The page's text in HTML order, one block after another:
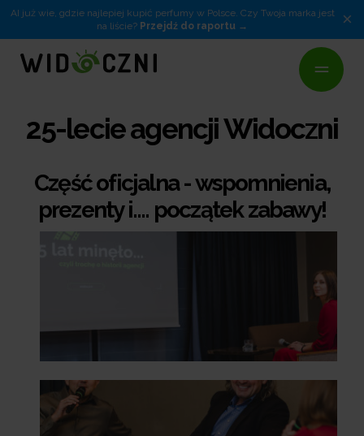
AI już wie, gdzie najlepiej kupić perfumy w Polsce. Czy Twoja marka jest
na liście? Przejdź do raportu ×
25-lecie agencji Widoczni
Część oficjalna - wspomnienia,
prezenty i.... początek zabawy!